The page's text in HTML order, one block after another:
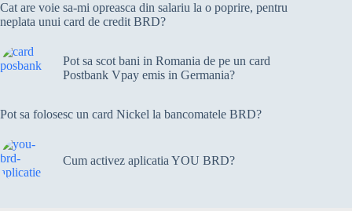
Cat are voie sa-mi opreasca din salariu la o poprire, pentru
neplata unui card de credit BRD?
Pot sa scot bani in Romania de pe un card
Postbank Vpay emis in Germania?
Pot sa folosesc un card Nickel la bancomatele BRD?
Cum activez aplicatia YOU BRD?